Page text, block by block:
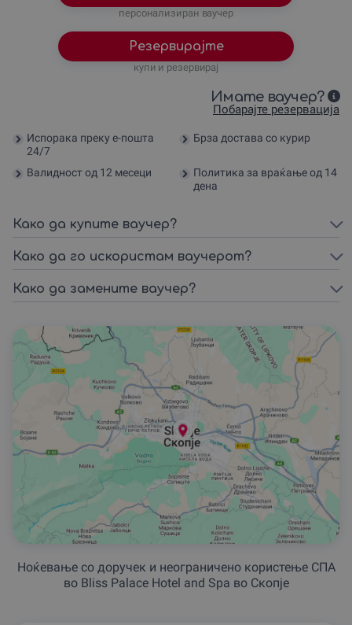
персонализиран ваучер
Резервирајте
купи и резервирај
Имате ваучер?
Побарајте резервација
Испорака преку е-пошта
24/7
Брза достава со курир
Валидност од 12 месеци
Политика за враќање од 14
дена
Како да купите ваучер?
Како да го искористам ваучерот?
Како да замените ваучер?
Ноќевање со доручек и неограничено користење СПА
во Bliss Palace Hotel and Spa во Скопје